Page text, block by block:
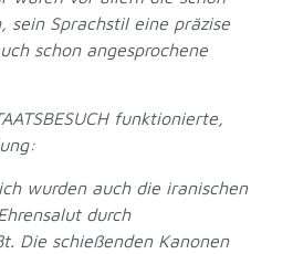
sein Sprachstil eine präzise
schon angesprochene
funktionierte,
wurden auch die iranischen
durch
Die schießenden Kanonen